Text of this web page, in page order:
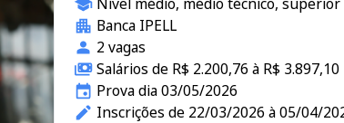
Banca IPELL
2 vagas
Salários de R$ 2.200,76 à R$ 3.897,10
Prova dia 03/05/2026
Inscrições de 22/03/2026 à 05/04/